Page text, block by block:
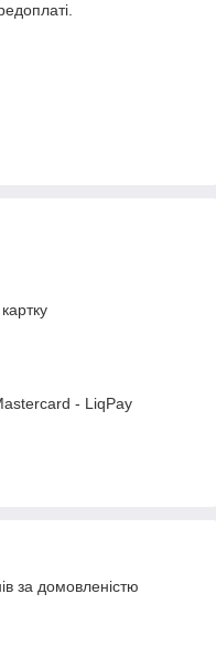
- LiqPay
за домовленістю